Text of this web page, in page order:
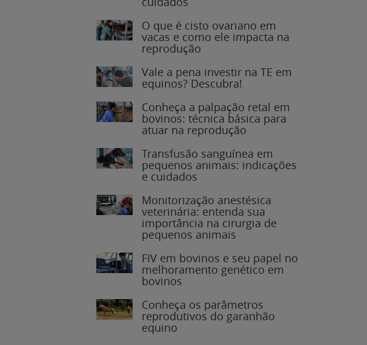
O que é cisto ovariano em
vacas e como ele impacta na
reprodução
Vale a pena investir na TE em
equinos? Descubra!
Conheça a palpação retal em
bovinos: técnica básica para
atuar na reprodução
Transfusão sanguínea em
pequenos animais: indicações
e cuidados
Monitorização anestésica
veterinária: entenda sua
importância na cirurgia de
pequenos animais
FIV em bovinos e seu papel no
melhoramento genético em
bovinos
Conheça os parâmetros
reprodutivos do garanhão
equino